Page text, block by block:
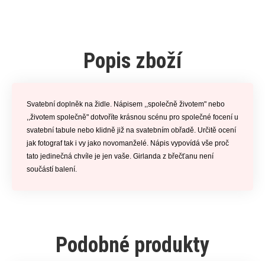
Popis zboží
Svatební doplněk na židle. Nápisem ,,společně životem" nebo
,,životem společně" dotvoříte krásnou scénu pro společné focení u
svatební tabule nebo klidně již na svatebním obřadě. Určitě ocení
jak fotograf tak i vy jako novomanželé. Nápis vypovídá vše proč
tato jedinečná chvíle je jen vaše. Girlanda z břečťanu není
součástí balení.
Podobné produkty